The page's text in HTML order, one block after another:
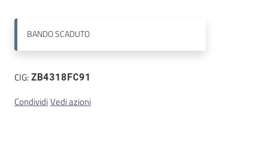
BANDOSCADUTO
CIG:ZB4318FC91
CondividiVedi azioni